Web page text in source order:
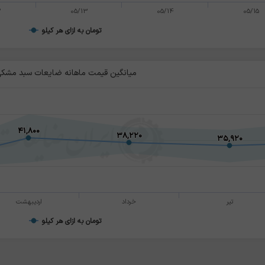
تومان به ازای هر کیلو
05/13 05/14 05/15
میانگین قیمت ماهانه ضایعات سبد
۴۱,۸۰۰
۴۱,۸۰۰ ۳۸,۲۲۰
۳۸,۲۲۰ ۳۵,۹۲۰
۳۵,۹۲۰
تومان به ازای هر کیلو
اردیبهشت خرداد تیر